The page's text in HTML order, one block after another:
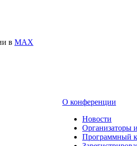
в МАХ
О конференции
Новости
Организаторы
Программный